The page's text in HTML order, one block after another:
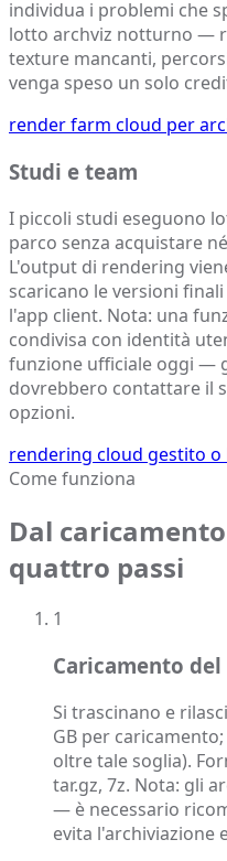
individua i problemi che
lotto archviz notturno —
texture mancanti,
venga speso un solo
render farm cloud per
Studi e team
I piccoli studi eseguono
parco senza acquistare
L'output di rendering
scaricano le versioni
l'app client. Nota: una
condivisa con identità
funzione ufficiale oggi —
dovrebbero contattare il
opzioni.
rendering cloud gestito o
Come funziona
Dal
quattro passi
1
Caricamento
Si trascinano e
GB per
oltre tale soglia).
tar.gz, 7z. Nota: gli
— è necessario
evita l'archiviazione